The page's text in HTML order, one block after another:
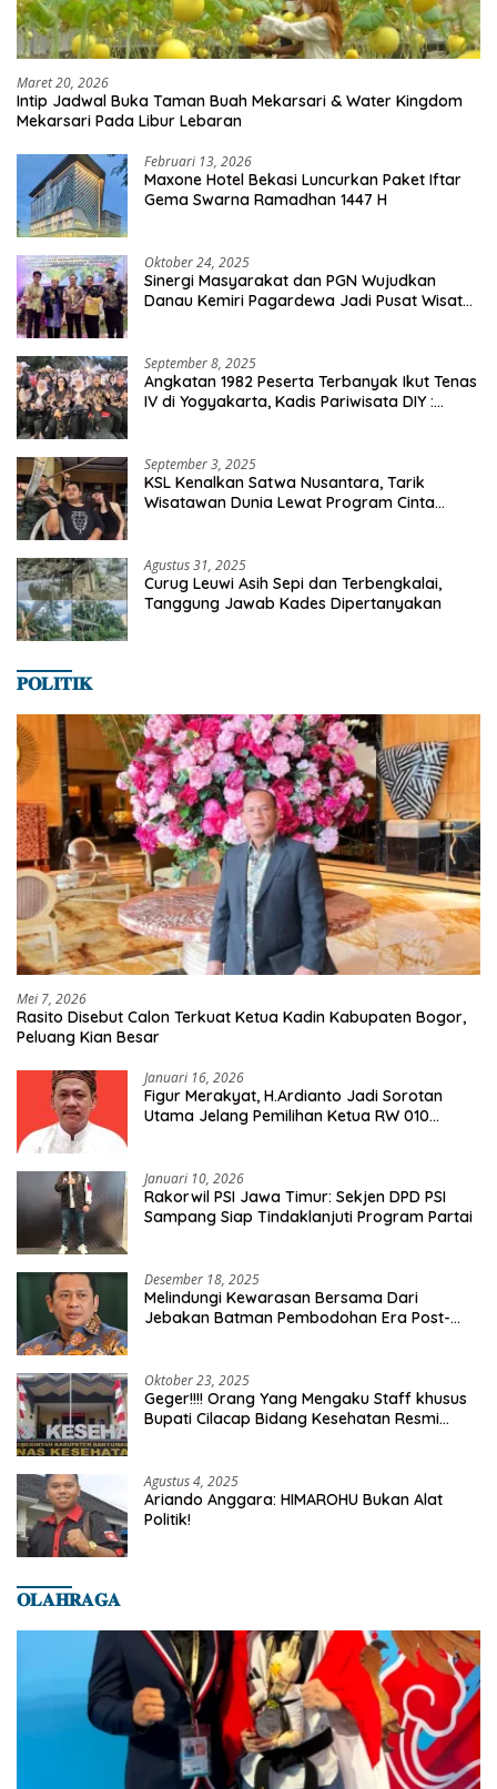
Maret 20, 2026
Intip Jadwal Buka Taman Buah Mekarsari & Water Kingdom
Mekarsari Pada Libur Lebaran
Februari 13, 2026
Maxone Hotel Bekasi Luncurkan Paket Iftar
Gema Swarna Ramadhan 1447 H
Oktober 24, 2025
Sinergi Masyarakat dan PGN Wujudkan
Danau Kemiri Pagardewa Jadi Pusat Wisata
September 8, 2025
Angkatan 1982 Peserta Terbanyak Ikut Tenas
IV di Yogyakarta, Kadis Pariwisata DIY :
September 3, 2025
KSL Kenalkan Satwa Nusantara, Tarik
Wisatawan Dunia Lewat Program Cinta
Agustus 31, 2025
Curug Leuwi Asih Sepi dan Terbengkalai,
Tanggung Jawab Kades Dipertanyakan
𝐏𝐎𝐋𝐈𝐓𝐈𝐊
Mei 7, 2026
Rasito Disebut Calon Terkuat Ketua Kadin Kabupaten Bogor,
Peluang Kian Besar
Januari 16, 2026
Figur Merakyat, H.Ardianto Jadi Sorotan
Utama Jelang Pemilihan Ketua RW 010
Januari 10, 2026
Rakorwil PSI Jawa Timur: Sekjen DPD PSI
Sampang Siap Tindaklanjuti Program Partai
Desember 18, 2025
Melindungi Kewarasan Bersama Dari
Jebakan Batman Pembodohan Era Post-
Oktober 23, 2025
Geger!!!! Orang Yang Mengaku Staff khusus
Bupati Cilacap Bidang Kesehatan Resmi
Agustus 4, 2025
Ariando Anggara: HIMAROHU Bukan Alat
Politik!
𝐎𝐋𝐀𝐇𝐑𝐀𝐆𝐀